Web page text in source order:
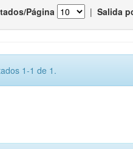
Página | Salida
1-1 de 1.